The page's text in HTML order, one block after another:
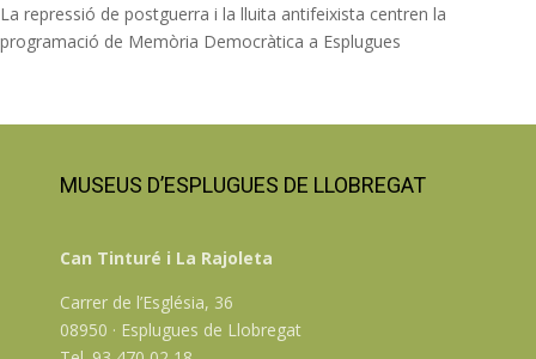
La repressió de postguerra i la lluita antifeixista centren la
programació de Memòria Democràtica a Esplugues
MUSEUS D’ESPLUGUES DE LLOBREGAT
Can Tinturé i La Rajoleta
Carrer de l’Església, 36
08950 · Esplugues de Llobregat